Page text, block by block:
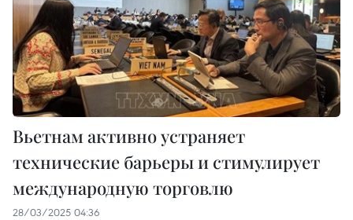
Вьетнам активно устраняет
технические барьеры и стимулирует
международную торговлю
28/03/2025 04:36